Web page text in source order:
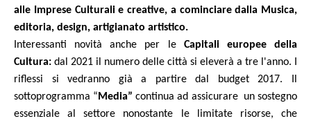
alle Imprese Culturali e creative, a cominciare dalla Musica,
editoria, design, artigianato artistico.
Interessanti novità anche per le
Capitali europee della
Cultura: dal 2021 il numero delle città si eleverà a tre l'anno. I
riflessi si vedranno già a partire dal budget 2017. Il
sottoprogramma “Media” continua ad assicurare un sostegno
essenziale al settore nonostante le limitate risorse, che